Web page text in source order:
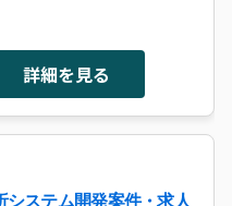
詳細を見る
システム開発案件・求人